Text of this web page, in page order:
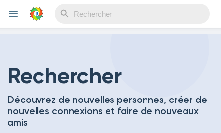
Découvrir Evènements
Rechercher
Découvrez de nouvelles personnes, créer de
nouvelles connexions et faire de nouveaux
amis